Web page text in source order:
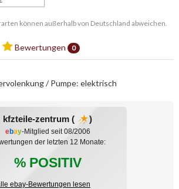
können außerhalb von Deutschland abweichen.
Bewertungen 0
/ Pumpe: elektrisch
kfzteile-zentrum ( )
ebay-Mitglied seit 08/2006
der letzten 12 Monate:
% POSITIV
ebay-Bewertungen lesen